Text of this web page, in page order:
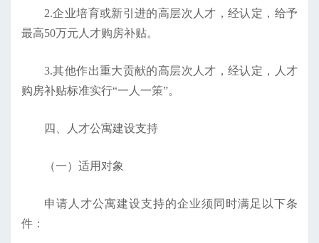
2.企业培育或新引进的高层次人才，经认定，给予
最高50万元人才购房补贴。
3.其他作出重大贡献的高层次人才，经认定，人才
购房补贴标准实行“一人一策”。
四、人才公寓建设支持
（一）适用对象
申请人才公寓建设支持的企业须同时满足以下条
件：